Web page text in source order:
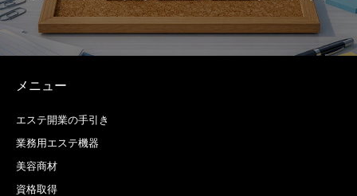
メニュー
エステ開業の手引き
業務用エステ機器
美容商材
資格取得